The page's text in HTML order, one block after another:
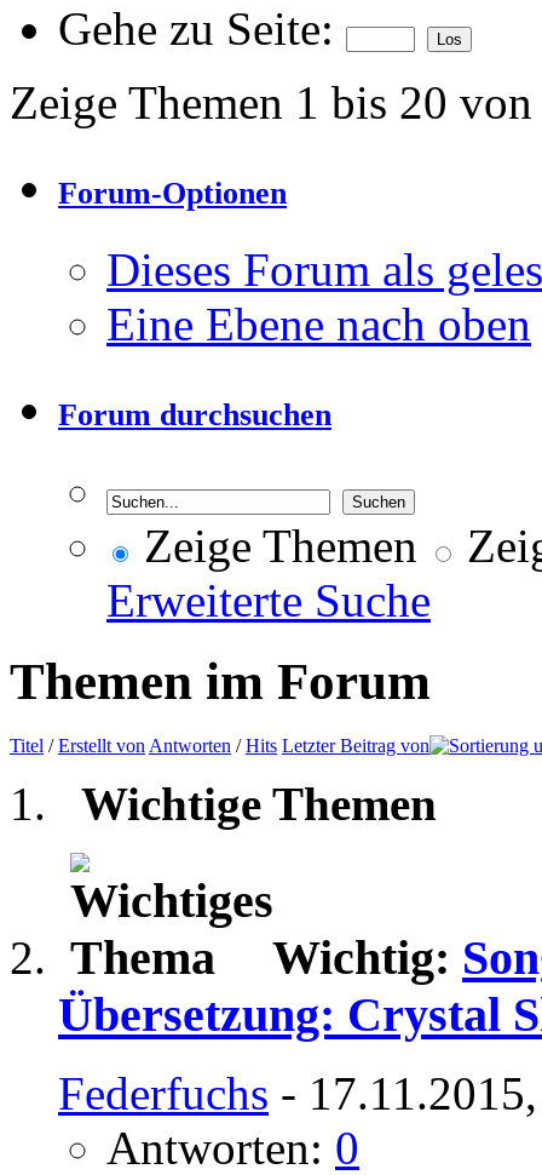
Gehe zu Seite:
Zeige Themen 1 bis 20
Forum-Optionen
Dieses Forum als
Eine Ebene nach oben
Forum durchsuchen
Zeige Themen
Erweiterte Suche
Themen im Forum
Titel /Erstellt von Antworten /Hits Letzter Beitrag von
Wichtige Themen
Wichtig:
Übersetzung: Crystal
Federfuchs -
Antworten: 0